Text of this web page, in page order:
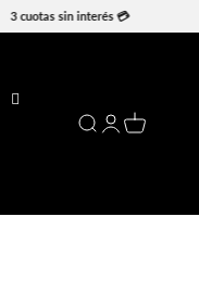
3 cuotas sin interés 💳
Abrir búsqueda
Abrir página
Abrir